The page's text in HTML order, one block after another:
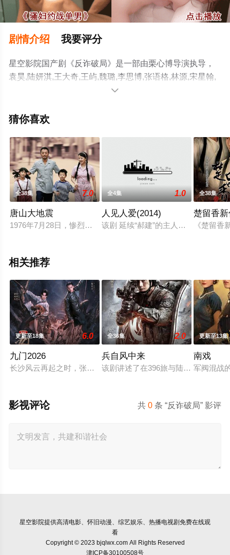
剧情介绍 我要评分
星空影院国产剧《反诈破局》是一部由栗心博导演执导，
袁昊,陆妍淇,王大奇,王屿,魏璐,李思博,张语格,林源,宋星翰,
赖雨濛,郑中玉,张潮,戚九洲,刘哲珲,陈宇星等明星精彩演绎
免费观看高清无删减完整版电视剧全集就上星空影视，更
了解。

猜你喜欢
全38集 7.0
唐山大地震
1976年7月28日，惨烈的大地震突袭唐山。一夜之间城市化作废
全4集 1.0
人见人爱(2014)
该剧 延续“郝建”的主人公设定，为
全38集
楚留香
《楚留香
相关推荐
更新至18集 6.0
九门2026
长沙风云再起之时，张启山（陈伟霆 饰）与吴老狗（曾舜晞 饰
全36集 2.0
兵自风中来
该剧讲述了在396旅与陆军步兵学院
更新至13集
南戏
军阀混战
共0 条 “反诈破局” 影评
影视评论
星空影院提供高清电影、怀旧动漫、综艺娱乐、热播电视剧免费在线观
看
Copyright © 2023 bjqlwx.com All Rights Reserved
津ICP备30100508号